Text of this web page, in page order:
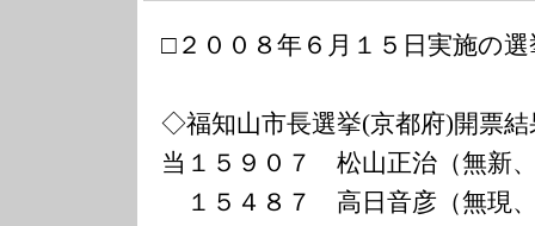
□２００８年６月１５日実施の
◇福知山市長選挙(京都府)開票
当１５９０７ 松山正治（無新
１５４８７ 高日音彦（無現